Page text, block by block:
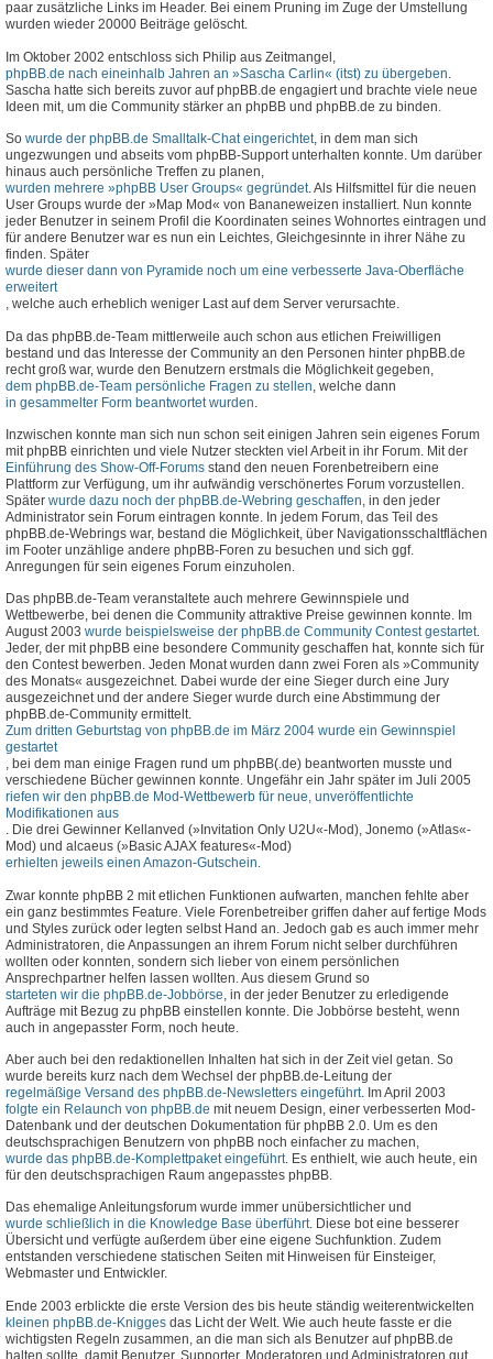
paar zusätzliche Links im Header. Bei einem Pruning im Zuge der Umstellung
wurden wieder 20000 Beiträge gelöscht.
Im Oktober 2002 entschloss sich Philip aus Zeitmangel,
phpBB.de nach eineinhalb Jahren an »Sascha Carlin« (itst) zu übergeben
Sascha hatte sich bereits zuvor auf phpBB.de engagiert und brachte viele neue
Ideen mit, um die Community stärker an phpBB und phpBB.de zu binden.
So wurde der phpBB.de Smalltalk-Chat eingerichtet, in dem man sich
ungezwungen und abseits vom phpBB-Support unterhalten konnte. Um darüber
hinaus auch persönliche Treffen zu planen,
wurden mehrere »phpBB User Groups« gegründet. Als Hilfsmittel für die neuen
User Groups wurde der »Map Mod« von Bananeweizen installiert. Nun konnte
jeder Benutzer in seinem Profil die Koordinaten seines Wohnortes eintragen und
für andere Benutzer war es nun ein Leichtes, Gleichgesinnte in ihrer Nähe zu
finden. Später
wurde dieser dann von Pyramide noch um eine verbesserte Java-Oberfläche
erweitert
, welche auch erheblich weniger Last auf dem Server verursachte.
Da das phpBB.de-Team mittlerweile auch schon aus etlichen Freiwilligen
bestand und das Interesse der Community an den Personen hinter phpBB.de
recht groß war, wurde den Benutzern erstmals die Möglichkeit gegeben,
dem phpBB.de-Team persönliche Fragen zu stellen , welche dann
in gesammelter Form beantwortet wurden
Inzwischen konnte man sich nun schon seit einigen Jahren sein eigenes Forum
mit phpBB einrichten und viele Nutzer steckten viel Arbeit in ihr Forum. Mit der
Einführung des Show-Off-Forums stand den neuen Forenbetreibern eine
Plattform zur Verfügung, um ihr aufwändig verschönertes Forum vorzustellen.
Später wurde dazu noch der phpBB.de-Webring geschaffen, in den jeder
Administrator sein Forum eintragen konnte. In jedem Forum, das Teil des
phpBB.de-Webrings war, bestand die Möglichkeit, über Navigationsschaltflächen
im Footer unzählige andere phpBB-Foren zu besuchen und sich ggf.
Anregungen für sein eigenes Forum einzuholen.
Das phpBB.de-Team veranstaltete auch mehrere Gewinnspiele und
Wettbewerbe, bei denen die Community attraktive Preise gewinnen konnte. Im
August 2003 wurde beispielsweise der phpBB.de Community Contest gestartet.
Jeder, der mit phpBB eine besondere Community geschaffen hat, konnte sich für
den Contest bewerben. Jeden Monat wurden dann zwei Foren als »Community
des Monats« ausgezeichnet. Dabei wurde der eine Sieger durch eine Jury
ausgezeichnet und der andere Sieger wurde durch eine Abstimmung der
phpBB.de-Community ermittelt.
Zum dritten Geburtstag von phpBB.de im März 2004 wurde ein Gewinnspiel
gestartet
, bei dem man einige Fragen rund um phpBB(.de) beantworten musste und
verschiedene Bücher gewinnen konnte. Ungefähr ein Jahr später im Juli 2005
riefen wir den phpBB.de Mod-Wettbewerb für neue, unveröffentlichte
Modifikationen aus
. Die drei Gewinner Kellanved (»Invitation Only U2U«-Mod), Jonemo (»Atlas«-
Mod) und alcaeus (»Basic AJAX features«-Mod)
erhielten jeweils einen Amazon-Gutschein.
Zwar konnte phpBB 2 mit etlichen Funktionen aufwarten, manchen fehlte aber
ein ganz bestimmtes Feature. Viele Forenbetreiber griffen daher auf fertige Mods
und Styles zurück oder legten selbst Hand an. Jedoch gab es auch immer mehr
Administratoren, die Anpassungen an ihrem Forum nicht selber durchführen
wollten oder konnten, sondern sich lieber von einem persönlichen
Ansprechpartner helfen lassen wollten. Aus diesem Grund so
starteten wir die phpBB.de-Jobbörse , in der jeder Benutzer zu erledigende
Aufträge mit Bezug zu phpBB einstellen konnte. Die Jobbörse besteht, wenn
auch in angepasster Form, noch heute.
Aber auch bei den redaktionellen Inhalten hat sich in der Zeit viel getan. So
wurde bereits kurz nach dem Wechsel der phpBB.de-Leitung der
regelmäßige Versand des phpBB.de-Newsletters eingeführt. Im April 2003
folgte ein Relaunch von phpBB.de mit neuem Design, einer verbesserten Mod-
Datenbank und der deutschen Dokumentation für phpBB 2.0. Um es den
deutschsprachigen Benutzern von phpBB noch einfacher zu machen,
wurde das phpBB.de-Komplettpaket eingeführt. Es enthielt, wie auch heute, ein
für den deutschsprachigen Raum angepasstes phpBB.
Das ehemalige Anleitungsforum wurde immer unübersichtlicher und
wurde schließlich in die Knowledge Base überführt. Diese bot eine besserer
Übersicht und verfügte außerdem über eine eigene Suchfunktion. Zudem
entstanden verschiedene statischen Seiten mit Hinweisen für Einsteiger,
Webmaster und Entwickler.
Ende 2003 erblickte die erste Version des bis heute ständig weiterentwickelten
kleinen phpBB.de-Knigges das Licht der Welt. Wie auch heute fasste er die
wichtigsten Regeln zusammen, an die man sich als Benutzer auf phpBB.de
halten sollte, damit Benutzer, Supporter, Moderatoren und Administratoren gut